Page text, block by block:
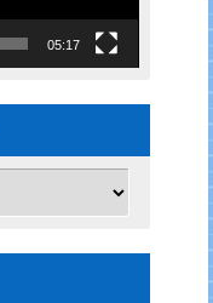
05:17